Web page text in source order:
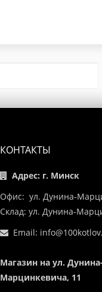
КОНТАКТЫ
Адрес: г. Минск
Офис: ул. Дунина-
Склад: ул. Дунина-
Email:
Магазин на ул. Дунина-
Марцинкевича, 11